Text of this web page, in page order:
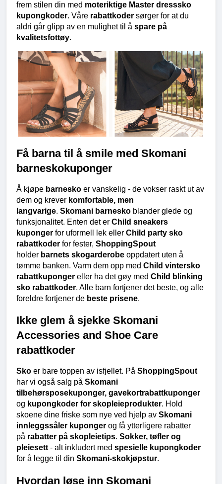
frem stilen din med moteriktige Master dresssko
kupongkoder. Våre rabattkoder sørger for at du
aldri går glipp av en mulighet til å spare på
kvalitetsfottøy.
Få barna til å smile med Skomani
barneskokuponger
Å kjøpe barnesko er vanskelig - de vokser raskt ut av
dem og krever komfortable, men
langvarige. Skomani barnesko blander glede og
funksjonalitet. Enten det er Child sneakers
kuponger for uformell lek eller Child party sko
rabattkoder for fester, ShoppingSpout
holder barnets skogarderobe oppdatert uten å
tømme banken. Varm dem opp med Child vintersko
rabattkuponger eller ha det gøy med Child blinking
sko rabattkoder. Alle barn fortjener det beste, og alle
foreldre fortjener de beste prisene.
Ikke glem å sjekke Skomani
Accessories and Shoe Care
rabattkoder
Sko er bare toppen av isfjellet. På ShoppingSpout
har vi også salg på Skomani
tilbehørsposekuponger, gavekortrabattkuponger
og kupongkoder for skopleieprodukter. Hold
skoene dine friske som nye ved hjelp av Skomani
innleggssåler kuponger og få ytterligere rabatter
på rabatter på skopleietips. Sokker, tøfler og
pleiesett - alt inkludert med spesielle kupongkoder
for å legge til din Skomani-skokjøpstur.
Hvordan løse inn Skomani